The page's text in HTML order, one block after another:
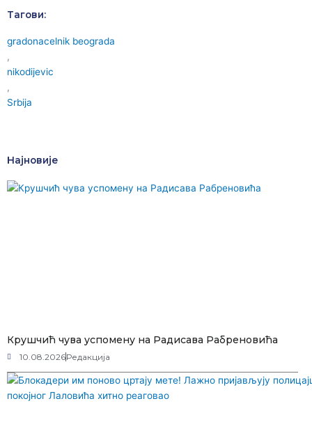
Тагови:
gradonacelnik beograda
,
nikodijevic
,
Srbija
Најновије
Крушчић чува успомену на Радисава Рабреновића
10.08.2026Редакција